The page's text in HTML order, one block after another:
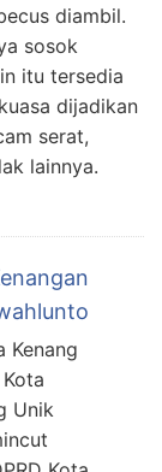
diambil.
sosok
itu tersedia
dijadikan
serat,
lainnya.
Kenang
Unik